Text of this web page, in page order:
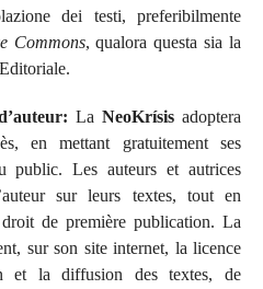
dei testi, preferibilmente
Commons, qualora questa sia la
La NeoKrísisadoptera
en mettant gratuitement ses
public. Les auteurs et autrices
sur leurs textes, tout en
de première publication. La
sur son site internet, la licence
et la diffusion des textes, de